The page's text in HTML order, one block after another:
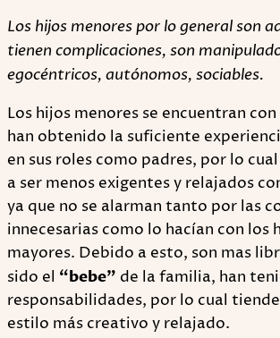
Los hijos menores por lo general son
tienen complicaciones, son
egocéntricos, autónomos, sociables.
Los hijos menores se encuentran
han obtenido la suficiente
en sus roles como padres, por lo
a ser menos exigentes y relajados
ya que no se alarman tanto por las
innecesarias como lo hacían con los
mayores. Debido a esto, son mas
sido el “bebe” de la familia, han
responsabilidades, por lo cual
estilo más creativo y relajado.